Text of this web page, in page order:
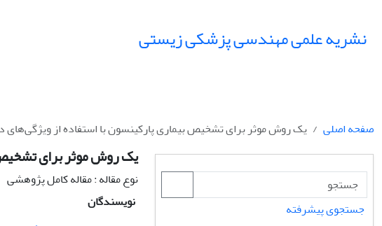
نشریه علمی مهندسی پزشکی زیستی
صفحه اصلی یک روش موثر برای تشخیص بیماری پارکینسون با استفاده از
یک روش موثر برای
نوع مقاله : مقاله کامل پژوهشی
نویسندگان
جستجوی پیشرفته